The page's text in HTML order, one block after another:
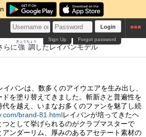
Login
Forgot password
Sign Up
らに強調
きょうちょう
したレイバンモデル
バンは、数多くのアイウエアを生み出し、
を塗り替えてきました。斬新さと普遍性を
を越え、いまなお多くのファンを魅了し続
brand-81.htmlレイバンが培ってきたヘ
つとして挙げられるのがクラブマスターで
ンダーリム、厚みのあるアセテート素材の